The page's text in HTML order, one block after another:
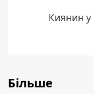
Киянин у
Більше